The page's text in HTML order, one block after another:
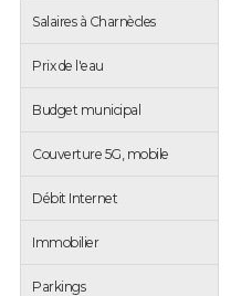
Salaires à Charnècles
Prix de l'eau
Budget municipal
Couverture 5G, mobile
Débit Internet
Immobilier
Parkings